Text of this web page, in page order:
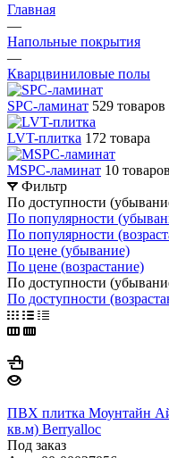
Главная
—
Напольные покрытия
—
Кварцвиниловые полы
SPC-ламинат 529 товаров
LVT-плитка 172 товара
MSPC-ламинат 10 товаров
Фильтр
По доступности
По популярности
По популярности
По цене (убывание)
По цене (возрастание)
По доступности
По доступности
ПВХ плитка Моунтайн
кв.м) Berryalloс
Под заказ